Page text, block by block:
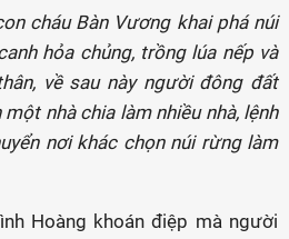
cháu Bàn Vương khai phá núi
hỏa chủng, trồng lúa nếp và
về sau này người đông đất
nhà chia làm nhiều nhà, lệnh
nơi khác chọn núi rừng làm
Hoàng khoán điệp mà người